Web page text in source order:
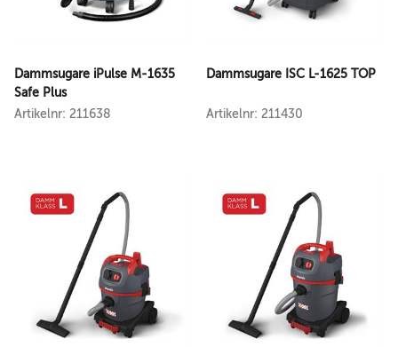
Dammsugare iPulse M-1635
Safe Plus
Artikelnr: 211638
Dammsugare ISC L-1625 TOP
Artikelnr: 211430